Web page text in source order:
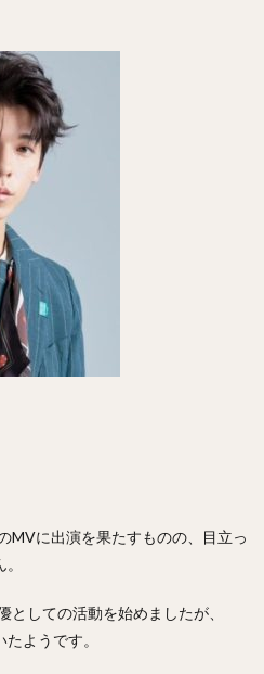
MVに出演を果たすものの、目立っ
しての活動を始めましたが、
ようです。